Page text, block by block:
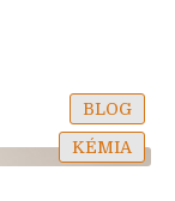
BLOG
KÉMIA